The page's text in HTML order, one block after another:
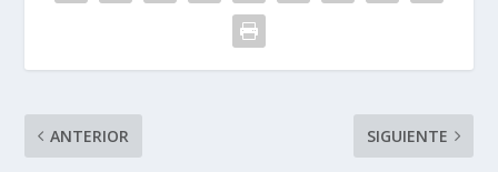
ANTERIOR SIGUIENTE